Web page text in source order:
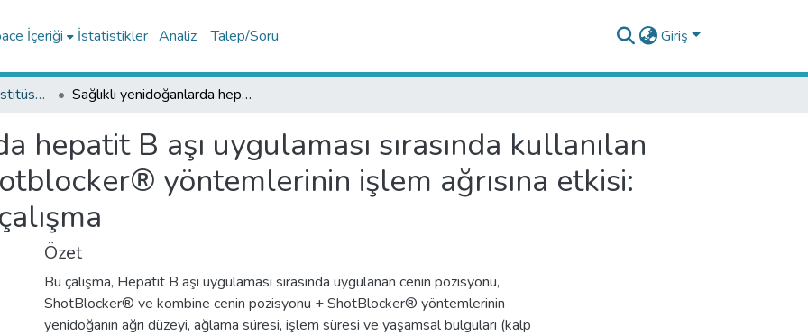
İçeriği İstatistikler Analiz Talep/Soru Giriş
Lisansüstü Eğitim Enstitüsü Tez Koleksiyonu Sağlıklı yenidoğanlarda hepatit B aşı uygulaması sırasında kullanılan cenin pozisyonu ve shotblocker® yöntemlerinin işlem ağrısına etkisi: Randomize kontrollü çalışma
hepatit B aşı uygulaması sırasında kullanılan
yöntemlerinin işlem ağrısına etkisi:
Özet
Bu çalışma, Hepatit B aşı uygulaması sırasında uygulanan cenin pozisyonu,
ShotBlocker® ve kombine cenin pozisyonu + ShotBlocker® yöntemlerinin
yenidoğanın ağrı düzeyi, ağlama süresi, işlem süresi ve yaşamsal bulguları (kalp